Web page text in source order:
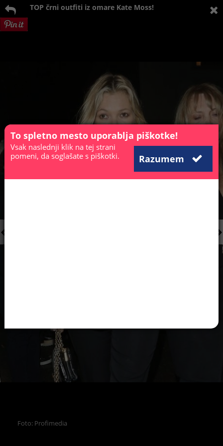
TOP črni outfiti iz omare Kate Moss!
Foto: Profimedia
To spletno mesto uporablja piškotke!
Razumem
Vsak naslednji klik na tej strani
pomeni, da soglašate s piškotki.